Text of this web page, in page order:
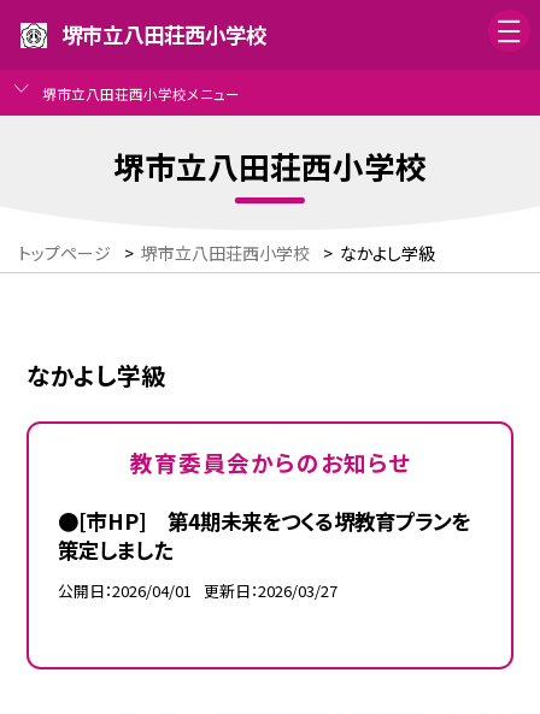
堺市立八田荘西小学校
堺市立八田荘西小学校メニュー
堺市立八田荘西小学校
トップページ > 堺市立八田荘西小学校 > なかよし学級
なかよし学級
教育委員会からのお知らせ
●[市HP] 第4期未来をつくる堺教育プランを
策定しました
公開日 2026/04/01 更新日 2026/03/27